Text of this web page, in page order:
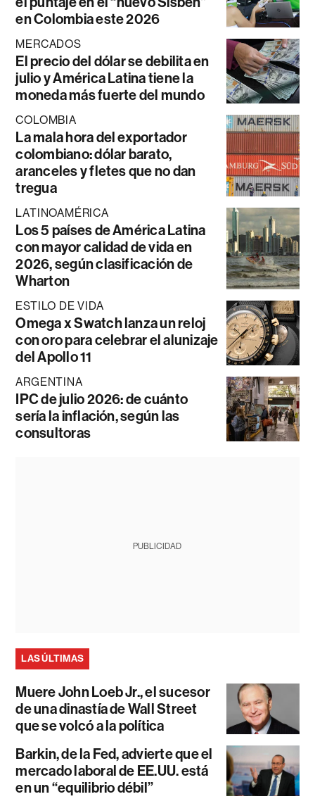
en Colombia este 2026
MERCADOS
El precio del dólar se debilita en
julio y América Latina tiene la
moneda más fuerte del mundo
COLOMBIA
La mala hora del exportador
colombiano: dólar barato,
aranceles y fletes que no dan
tregua
LATINOAMÉRICA
Los 5 países de América Latina
con mayor calidad de vida en
2026, según clasificación de
Wharton
ESTILO DE VIDA
Omega x Swatch lanza un reloj
con oro para celebrar el alunizaje
del Apollo 11
ARGENTINA
IPC de julio 2026: de cuánto
sería la inflación, según las
consultoras
PUBLICIDAD
LAS ÚLTIMAS
Muere John Loeb Jr., el sucesor
de una dinastía de Wall Street
que se volcó a la política
Barkin, de la Fed, advierte que el
mercado laboral de EE.UU. está
en un “equilibrio débil”